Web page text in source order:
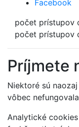
Facebook
počet prístupov
počet prístupov
Príjmete
Niektoré sú
vôbec
Analytické